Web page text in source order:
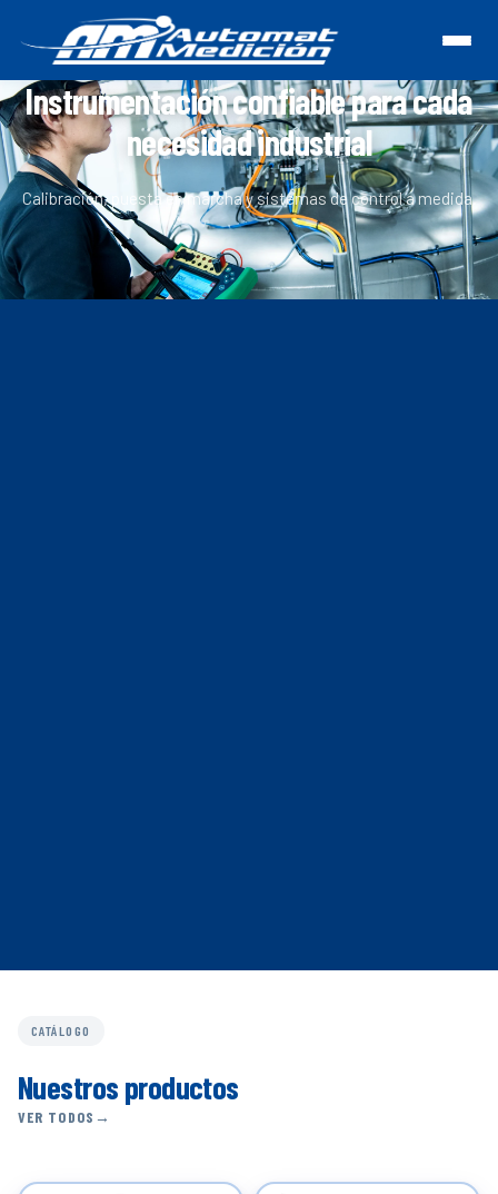
Instrumentación confiable para cada
necesidad industrial
Calibración, puesta en marcha y sistemas de control a medida.
CATÁLOGO
Nuestros productos
VER TODOS